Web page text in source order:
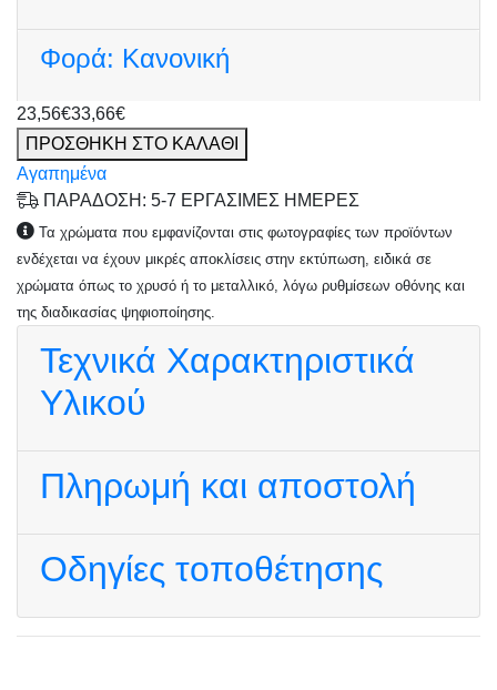
Φορά: Κανονική
23,56€33,66€
ΠΡΟΣΘΗΚΗ ΣΤΟ ΚΑΛΑΘΙ
Αγαπημένα
ΠΑΡΑΔΟΣΗ: 5-7 ΕΡΓΑΣΙΜΕΣ ΗΜΕΡΕΣ
Τα χρώματα που εμφανίζονται στις φωτογραφίες των προϊόντων
ενδέχεται να έχουν μικρές αποκλίσεις στην εκτύπωση, ειδικά σε
χρώματα όπως το χρυσό ή το μεταλλικό, λόγω ρυθμίσεων οθόνης και
της διαδικασίας ψηφιοποίησης.
Τεχνικά Χαρακτηριστικά
Υλικού
Πληρωμή και αποστολή
Οδηγίες τοποθέτησης